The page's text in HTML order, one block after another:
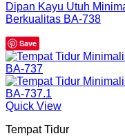
Dipan Kayu Utuh
Berkualitas BA-738
Save
Quick View
Tempat Tidur